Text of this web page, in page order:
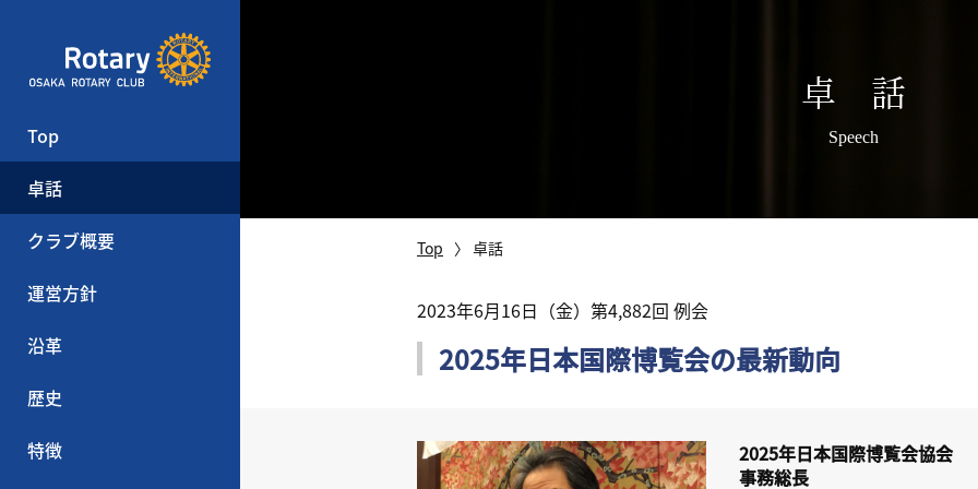
Top
卓話
クラブ概要
運営方針
沿革
歴史
特徴
卓 話
Speech
Top 卓話
2023年6月16日（金）第4,882回 例会
2025年日本国際博覧会の最新動向
2025年日本国際博覧会協会
事務総長